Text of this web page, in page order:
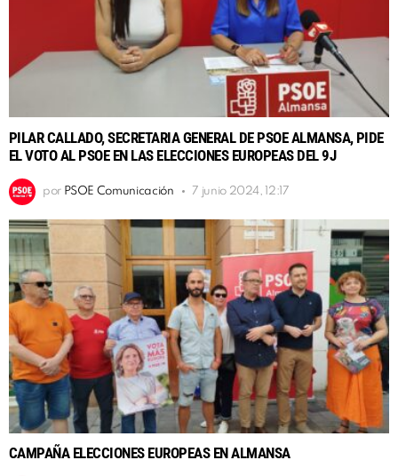
PILAR CALLADO, SECRETARIA GENERAL DE PSOE ALMANSA, PIDE
EL VOTO AL PSOE EN LAS ELECCIONES EUROPEAS DEL 9J
por PSOE Comunicación 7 junio 2024, 12:17
CAMPAÑA ELECCIONES EUROPEAS EN ALMANSA